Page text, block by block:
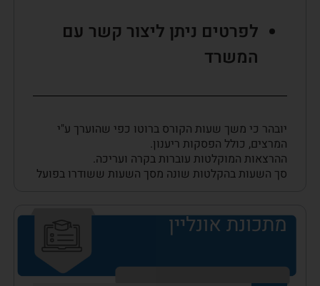
לפרטים ניתן ליצור קשר עם
המשרד
יובהר כי משך שעות הקורס ברוטו כפי שהוערך ע"י
המרצים, כולל הפסקות ריענון.
ההרצאות המוקלטות עוברות בקרה ועריכה.
סך השעות בהקלטות שונה מסך השעות ששודרו בפועל
מתכונת אונליין